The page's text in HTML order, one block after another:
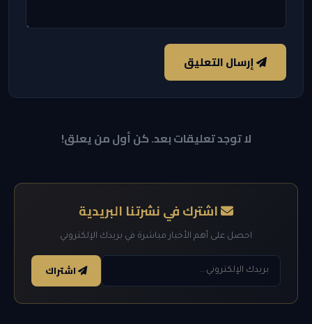
إرسال التعليق
لا توجد تعليقات بعد. كن أول من يعلق!
اشترك في نشرتنا البريدية
احصل على أهم الأخبار مباشرة في بريدك الإلكتروني
اشتراك